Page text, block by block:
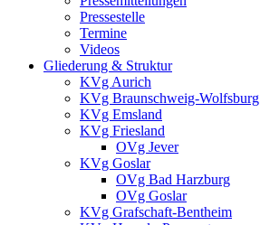
Pressestelle
Termine
Videos
Gliederung & Struktur
KVg Aurich
KVg Braunschweig-Wolfsburg
KVg Emsland
KVg Friesland
OVg Jever
KVg Goslar
OVg Bad Harzburg
OVg Goslar
KVg Grafschaft-Bentheim